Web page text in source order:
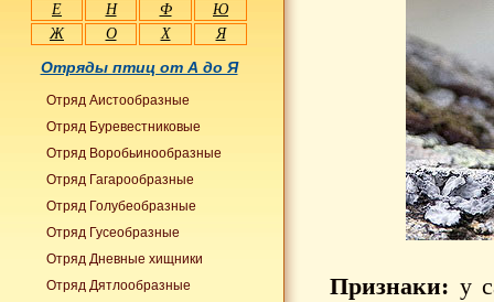
Признаки: у
Е
Н Ф
Ю
Ж
О Х Я
Отряды птиц от А до Я
Отряд Аистообразные
Отряд Буревестниковые
Отряд Воробьинообразные
Отряд Гагарообразные
Отряд Голубеобразные
Отряд Гусеобразные
Отряд Дневные хищники
Отряд Дятлообразные